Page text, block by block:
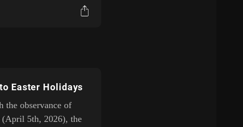
Easter Holidays
the observance of
5th, 2026), the